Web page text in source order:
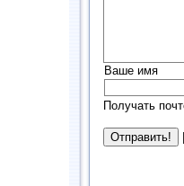
Ваше имя
Получать